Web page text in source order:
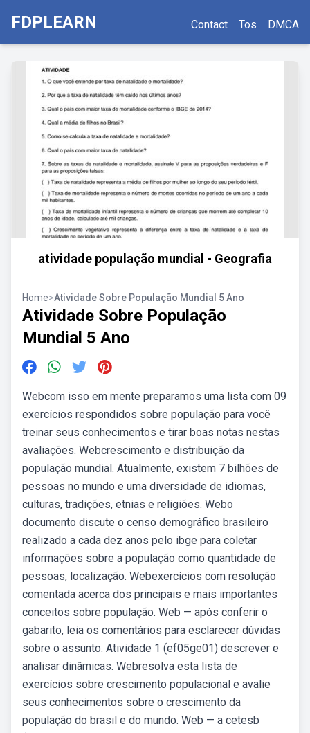
FDPLEARN Contact Tos DMCA
atividade população mundial - Geografia
Home>Atividade Sobre População Mundial 5 Ano
Atividade Sobre População
Mundial 5 Ano
Webcom isso em mente preparamos uma lista com 09
exercícios respondidos sobre população para você
treinar seus conhecimentos e tirar boas notas nestas
avaliações. Webcrescimento e distribuição da
população mundial. Atualmente, existem 7 bilhões de
pessoas no mundo e uma diversidade de idiomas,
culturas, tradições, etnias e religiões. Webo
documento discute o censo demográfico brasileiro
realizado a cada dez anos pelo ibge para coletar
informações sobre a população como quantidade de
pessoas, localização. Webexercícios com resolução
comentada acerca dos principais e mais importantes
conceitos sobre população. Web — após conferir o
gabarito, leia os comentários para esclarecer dúvidas
sobre o assunto. Atividade 1 (ef05ge01) descrever e
analisar dinâmicas. Webresolva esta lista de
exercícios sobre crescimento populacional e avalie
seus conhecimentos sobre o crescimento da
população do brasil e do mundo. Web — a cetesb